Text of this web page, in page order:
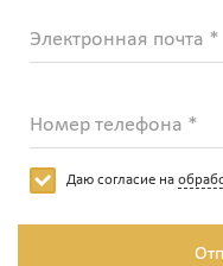
Электронная почта *
Номер телефона *
Даю согласие на